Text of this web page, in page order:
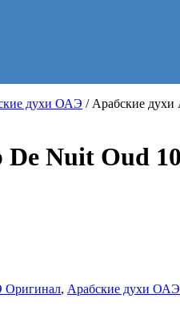
духи ОАЭ / Арабские духи
Nuit Oud
Оригинал, Арабские духи ОАЭ